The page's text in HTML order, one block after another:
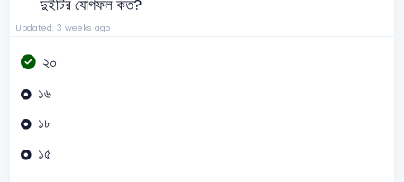
দুইটির যোগফল কত?
Updated: 3 weeks ago
২০
১৬
১৮
১৫